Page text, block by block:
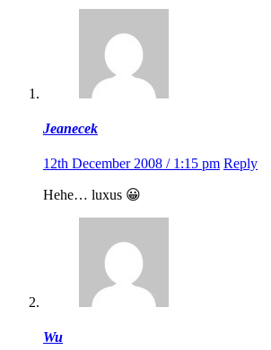
Jeanecek
12th December 2008 / 1:15 pm Reply
Hehe… luxus 😀
Wu